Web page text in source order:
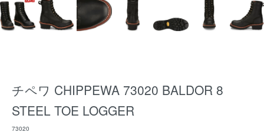
チペワ CHIPPEWA 73020 BALDOR 8
STEEL TOE LOGGER
73020